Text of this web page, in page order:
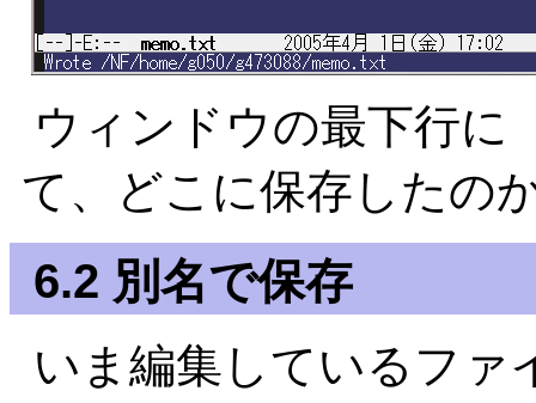
ウィンドウの最下行に
て、どこに保存したの
6.2 別名で保存
いま編集しているファ